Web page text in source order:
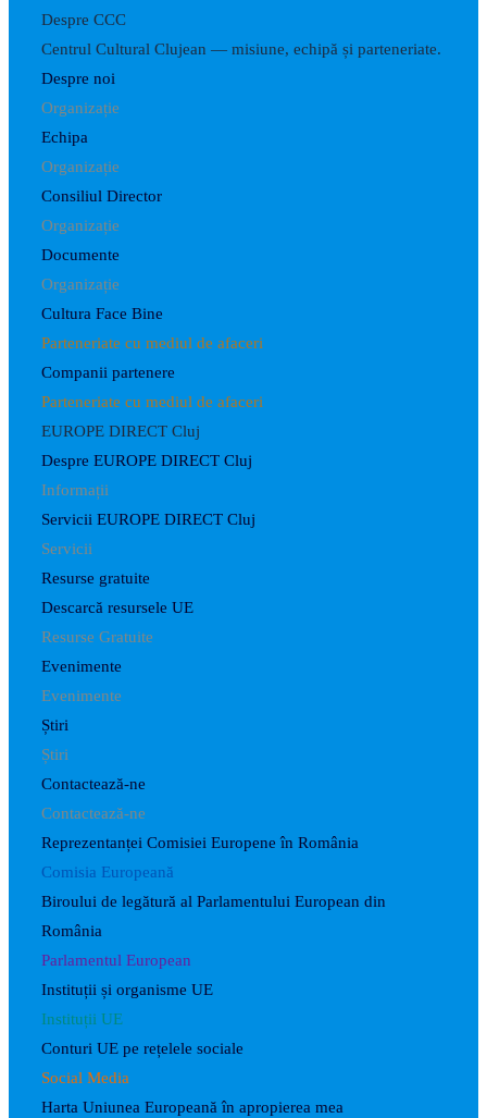
Despre CCC
Centrul Cultural Clujean — misiune, echipă și parteneriate.
Despre noi
Organizație
Echipa
Organizație
Consiliul Director
Organizație
Documente
Organizație
Cultura Face Bine
Parteneriate cu mediul de afaceri
Companii partenere
Parteneriate cu mediul de afaceri
EUROPE DIRECT Cluj
Despre EUROPE DIRECT Cluj
Informații
Servicii EUROPE DIRECT Cluj
Servicii
Resurse gratuite
Descarcă resursele UE
Resurse Gratuite
Evenimente
Evenimente
Știri
Știri
Contactează-ne
Contactează-ne
Reprezentanței Comisiei Europene în România
Comisia Europeană
Biroului de legătură al Parlamentului European din
România
Parlamentul European
Instituții și organisme UE
Instituții UE
Conturi UE pe rețelele sociale
Social Media
Harta Uniunea Europeană în apropierea mea